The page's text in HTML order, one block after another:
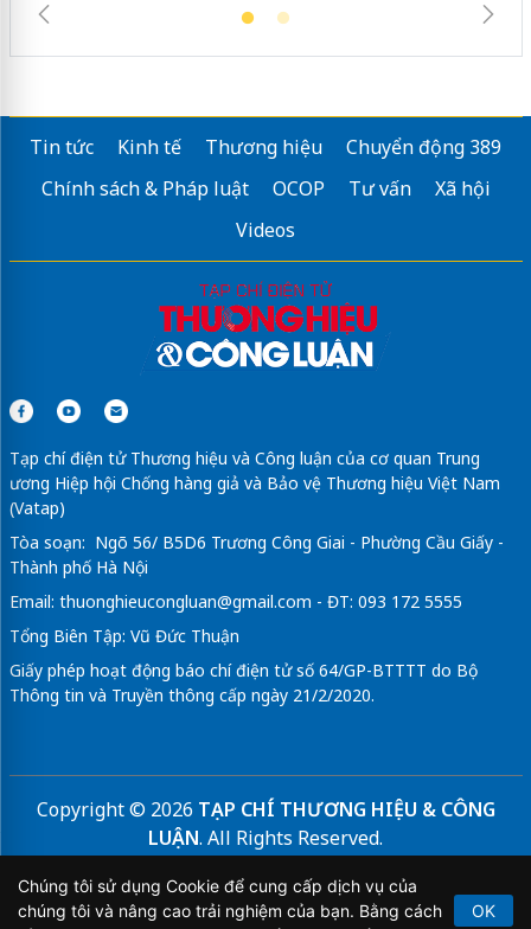
Tin tức Kinh tế Thương hiệu
Chuyển động 389
Chính sách & Pháp luật
OCOP Tư vấn
Xã hội
Videos
Tạp chí điện tử Thương hiệu và Công luận của cơ quan Trung
ương Hiệp hội Chống hàng giả và Bảo vệ Thương hiệu Việt Nam
(Vatap)
Tòa soạn: Ngõ 56/ B5D6 Trương Công Giai - Phường Cầu Giấy -
Thành phố Hà Nội
Email: thuonghieucongluan@gmail.com - ĐT: 093 172 5555
Tổng Biên Tập: Vũ Đức Thuận
Giấy phép hoạt động báo chí điện tử số 64/GP-BTTTT do Bộ
Thông tin và Truyền thông cấp ngày 21/2/2020.
Copyright © 2026 TẠP CHÍ THƯƠNG HIỆU & CÔNG
LUẬN. All Rights Reserved.
Bản quyền thuộc Tạp chí Thương hiệu và Công luận. Cấm
sao chép dưới mọi hình thức nếu không có sự chấp thuận
Chúng tôi sử dụng Cookie để cung cấp dịch vụ của
chúng tôi và nâng cao trải nghiệm của bạn. Bằng cách
OK